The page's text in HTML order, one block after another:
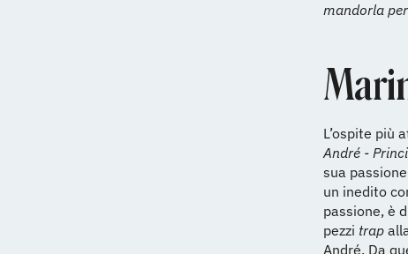
mandorla
L’ospite più
André -
sua
un inedito
passione, è
pezzi trap
André. Da